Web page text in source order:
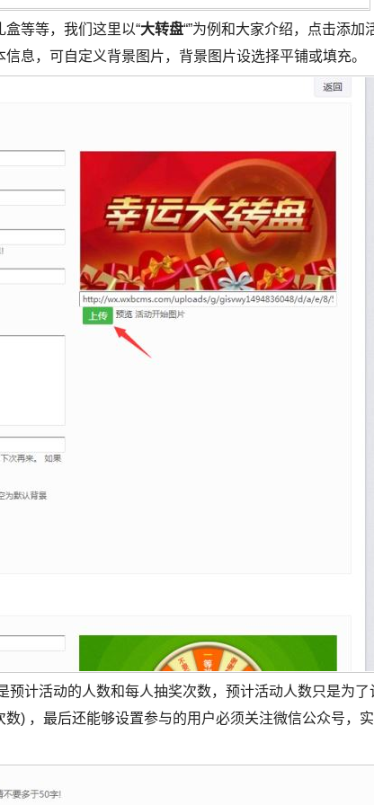
等等，我们这里以“大转盘“”为例和大家介绍，点击添加
息，可自定义背景图片，背景图片设选择平铺或填充。
预计活动的人数和每人抽奖次数，预计活动人数只是为了
) ，最后还能够设置参与的用户必须关注微信公众号，实